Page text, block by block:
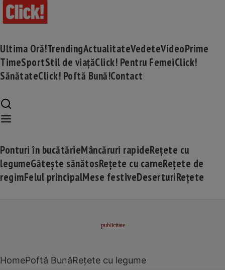
Ultima Oră!TrendingActualitateVedeteVideoPrime
TimeSportStil de viațăClick! Pentru FemeiClick!
SănătateClick! Poftă Bună!Contact
Ponturi în bucătărieMâncăruri rapideRețete cu
legumeGătește sănătosRețete cu carneRețete de
regimFelul principalMese festiveDeserturiRețete
HomePoftă BunăRețete cu legume